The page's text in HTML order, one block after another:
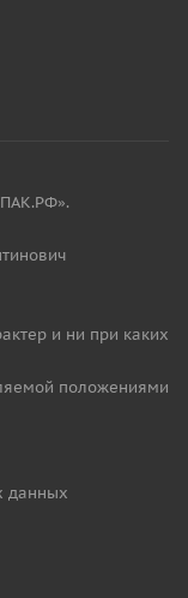
и ни при каких
положениями
данных